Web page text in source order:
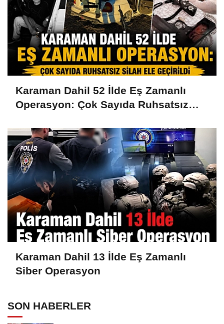
Karaman Dahil 52 İlde Eş Zamanlı
Operasyon: Çok Sayıda Ruhsatsız
Karaman Dahil 13 İlde Eş Zamanlı
Siber Operasyon
SON HABERLER